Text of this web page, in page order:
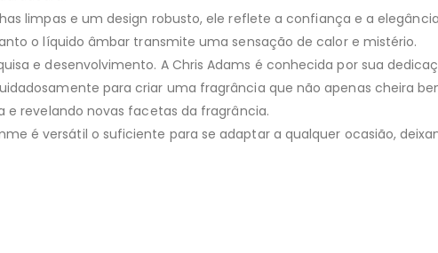
limpas e um design robusto, ele reflete a confiança e a
o líquido âmbar transmite uma sensação de calor e mistério.
e desenvolvimento. A Chris Adams é conhecida por sua
para criar uma fragrância que não apenas cheira
e revelando novas facetas da fragrância.
é versátil o suficiente para se adaptar a qualquer ocasião,